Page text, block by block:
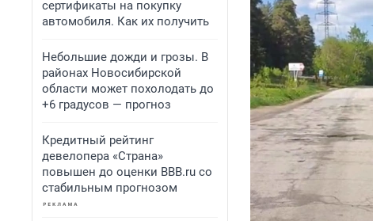
сертификаты на покупку
автомобиля. Как их получить
Небольшие дожди и грозы. В
районах Новосибирской
области может похолодать до
+6 градусов — прогноз
Кредитный рейтинг
девелопера «Страна»
повышен до оценки BBB.ru со
стабильным прогнозом